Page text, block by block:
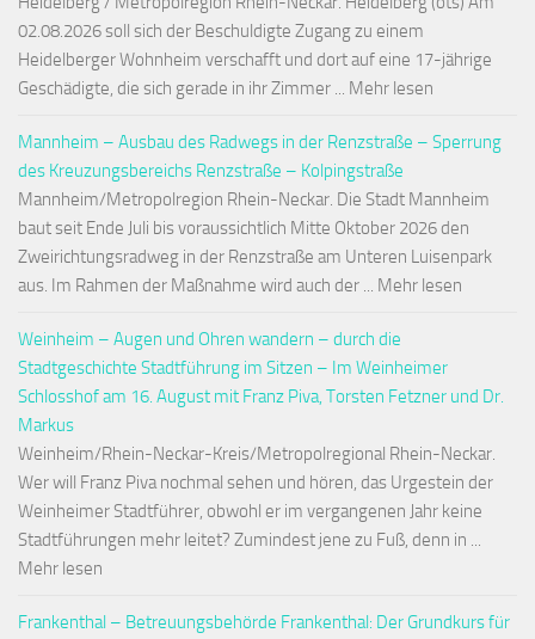
02.08.2026 soll sich der Beschuldigte Zugang zu einem
Heidelberger Wohnheim verschafft und dort auf eine 17-jährige
Geschädigte, die sich gerade in ihr Zimmer ... Mehr lesen
Mannheim – Ausbau des Radwegs in der Renzstraße – Sperrung
des Kreuzungsbereichs Renzstraße – Kolpingstraße
Mannheim/Metropolregion Rhein-Neckar. Die Stadt Mannheim
baut seit Ende Juli bis voraussichtlich Mitte Oktober 2026 den
Zweirichtungsradweg in der Renzstraße am Unteren Luisenpark
aus. Im Rahmen der Maßnahme wird auch der ... Mehr lesen
Weinheim – Augen und Ohren wandern – durch die
Stadtgeschichte Stadtführung im Sitzen – Im Weinheimer
Schlosshof am 16. August mit Franz Piva, Torsten Fetzner und Dr.
Markus
Weinheim/Rhein-Neckar-Kreis/Metropolregional Rhein-Neckar.
Wer will Franz Piva nochmal sehen und hören, das Urgestein der
Weinheimer Stadtführer, obwohl er im vergangenen Jahr keine
Stadtführungen mehr leitet? Zumindest jene zu Fuß, denn in ...
Mehr lesen
Frankenthal – Betreuungsbehörde Frankenthal: Der Grundkurs für